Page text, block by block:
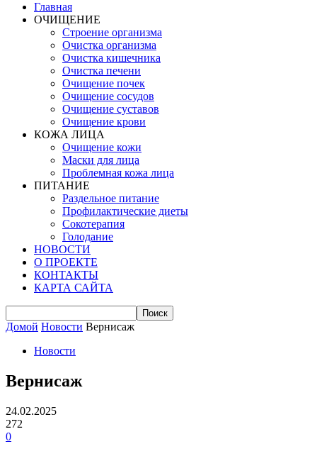
Главная
ОЧИЩЕНИЕ
Строение организма
Очистка организма
Очистка кишечника
Очистка печени
Очищение почек
Очищение сосудов
Очищение суставов
Очищение крови
КОЖА ЛИЦА
Очищение кожи
Маски для лица
Проблемная кожа лица
ПИТАНИЕ
Раздельное питание
Профилактические диеты
Сокотерапия
Голодание
НОВОСТИ
О ПРОЕКТЕ
КОНТАКТЫ
КАРТА САЙТА
Домой Новости Вернисаж
Новости
Вернисаж
24.02.2025
272
0